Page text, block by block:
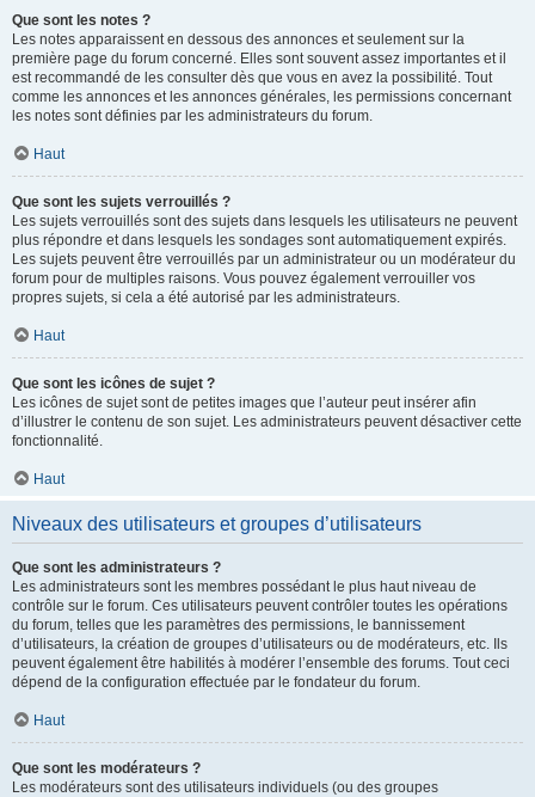
Que sont les notes ?
Les notes apparaissent en dessous des annonces et seulement sur la
première page du forum concerné. Elles sont souvent assez importantes et il
est recommandé de les consulter dès que vous en avez la possibilité. Tout
comme les annonces et les annonces générales, les permissions concernant
les notes sont définies par les administrateurs du forum.
Haut
Que sont les sujets verrouillés ?
Les sujets verrouillés sont des sujets dans lesquels les utilisateurs ne peuvent
plus répondre et dans lesquels les sondages sont automatiquement expirés.
Les sujets peuvent être verrouillés par un administrateur ou un modérateur du
forum pour de multiples raisons. Vous pouvez également verrouiller vos
propres sujets, si cela a été autorisé par les administrateurs.
Haut
Que sont les icônes de sujet ?
Les icônes de sujet sont de petites images que l’auteur peut insérer afin
d’illustrer le contenu de son sujet. Les administrateurs peuvent désactiver cette
fonctionnalité.
Haut
Niveaux des utilisateurs et groupes d’utilisateurs
Que sont les administrateurs ?
Les administrateurs sont les membres possédant le plus haut niveau de
contrôle sur le forum. Ces utilisateurs peuvent contrôler toutes les opérations
du forum, telles que les paramètres des permissions, le bannissement
d’utilisateurs, la création de groupes d’utilisateurs ou de modérateurs, etc. Ils
peuvent également être habilités à modérer l’ensemble des forums. Tout ceci
dépend de la configuration effectuée par le fondateur du forum.
Haut
Que sont les modérateurs ?
Les modérateurs sont des utilisateurs individuels (ou des groupes